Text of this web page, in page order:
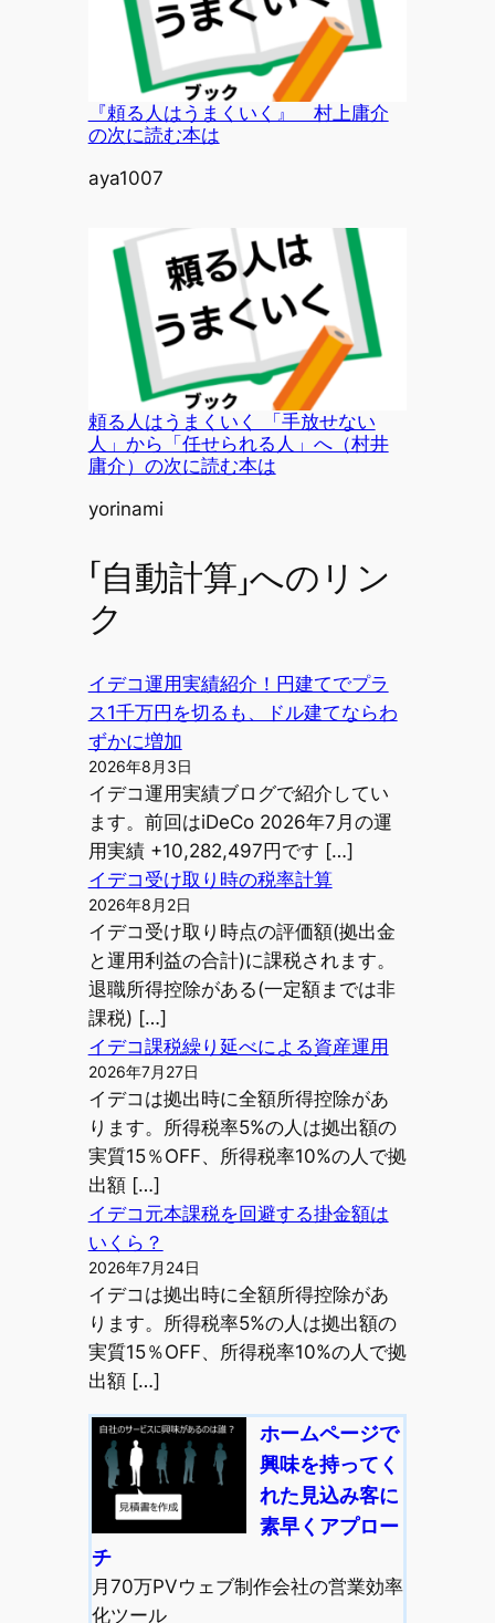
『頼る人はうまくいく』 村上庸介
の次に読む本は
投稿者
aya1007
頼る人はうまくいく 「手放せない
人」から「任せられる人」へ（村井
庸介）の次に読む本は
投稿者
yorinami
「自動計算」へのリン
ク
イデコ運用実績紹介！円建てでプラ
ス1千万円を切るも、ドル建てならわ
ずかに増加
2026年8月3日
イデコ運用実績ブログで紹介してい
ます。前回はiDeCo 2026年7月の運
用実績 +10,282,497円です […]
イデコ受け取り時の税率計算
2026年8月2日
イデコ受け取り時点の評価額(拠出金
と運用利益の合計)に課税されます。
退職所得控除がある(一定額までは非
課税) […]
イデコ課税繰り延べによる資産運用
2026年7月27日
イデコは拠出時に全額所得控除があ
ります。所得税率5%の人は拠出額の
実質15％OFF、所得税率10%の人で拠
出額 […]
イデコ元本課税を回避する掛金額は
いくら？
2026年7月24日
イデコは拠出時に全額所得控除があ
ります。所得税率5%の人は拠出額の
実質15％OFF、所得税率10%の人で拠
出額 […]
ホームページで
興味を持ってく
れた見込み客に
素早くアプロー
チ
月70万PVウェブ制作会社の営業効率
化ツール